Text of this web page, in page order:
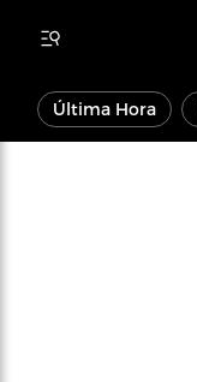
Última Hora